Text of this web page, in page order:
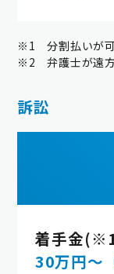
※1 分割払いが可
※2 弁護士が遠方
訴訟
着手金
30万円～